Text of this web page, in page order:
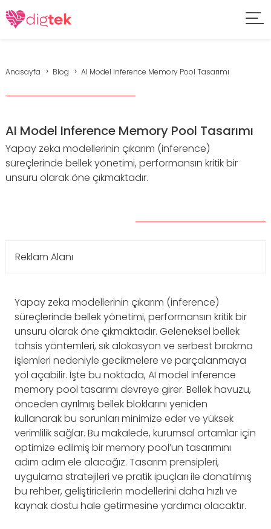
Anasayfa Blog AI Model Inference Memory Pool Tasarımı
AI Model Inference Memory Pool Tasarımı
Yapay zeka modellerinin çıkarım (inference)
süreçlerinde bellek yönetimi, performansın kritik bir
unsuru olarak öne çıkmaktadır.
Reklam Alanı
Yapay zeka modellerinin çıkarım (inference)
süreçlerinde bellek yönetimi, performansın kritik bir
unsuru olarak öne çıkmaktadır. Geleneksel bellek
tahsis yöntemleri, sık alokasyon ve serbest bırakma
işlemleri nedeniyle gecikmelere ve parçalanmaya
yol açabilir. İşte bu noktada, AI model inference
memory pool tasarımı devreye girer. Bellek havuzu,
önceden ayrılmış bellek bloklarını yeniden
kullanarak bu sorunları minimize eder ve yüksek
verimlilik sağlar. Bu makalede, kurumsal ortamlar için
optimize edilmiş bir memory pool’un tasarımını
adım adım ele alacağız. Tasarım prensipleri,
uygulama stratejileri ve pratik ipuçları ile donatılmış
bu rehber, geliştiricilerin modellerini daha hızlı ve
kaynak dostu hale getirmesine yardımcı olacaktır.